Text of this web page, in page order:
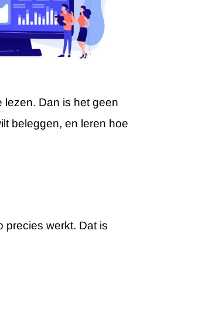
lezen. Dan is het geen
beleggen, en leren hoe
precies werkt. Dat is